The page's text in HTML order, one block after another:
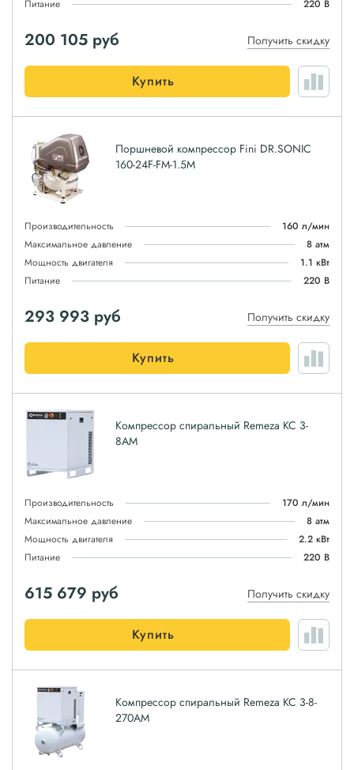
Питание 220 В
200 105 руб Получить скидку
Купить
Поршневой компрессор Fini DR.SONIC
160-24F-FM-1.5M
Производительность
160 л/мин
Максимальное давление
8 атм
Мощность двигателя
1.1 кВт
Питание
220 В
293 993 руб Получить скидку
Купить
Компрессор спиральный Remeza КС 3-
8АМ
Производительность
170 л/мин
Максимальное давление
8 атм
Мощность двигателя
2.2 кВт
Питание
220 В
615 679 руб Получить скидку
Купить
Компрессор спиральный Remeza КС 3-8-
270АМ